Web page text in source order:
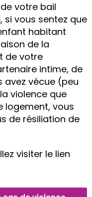
votre bail
si vous sentez que
habitant
de la
de votre
intime, de
avez vécue (peu
violence que
logement, vous
de résiliation de
visiter le lien